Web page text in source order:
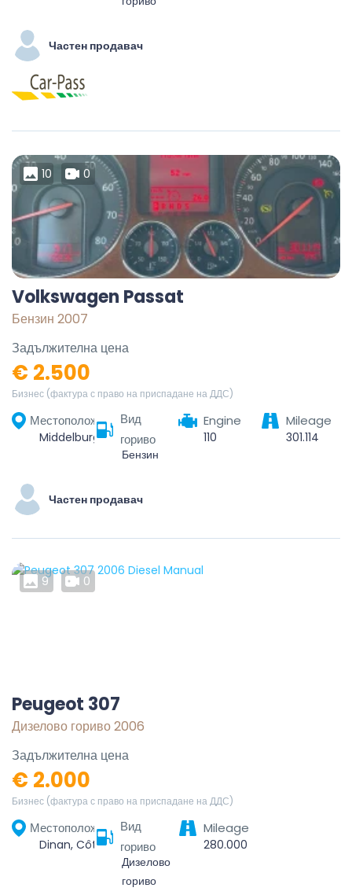
Частен продавач
10 0
Volkswagen Passat
Бензин 2007
Задължителна цена
€ 2.500
Бизнес (фактура с право на приспадане на ДДС)
Местоположение
Middelburg, Zeeland, Netherlands
Вид
гориво
Бензин
Engine
110
Mileage
301.114
Частен продавач
9 0
Peugeot 307
Дизелово гориво 2006
Задължителна цена
€ 2.000
Бизнес (фактура с право на приспадане на ДДС)
Местоположение
Dinan, Côtes-d'Armor, Bretagne, France métropolitaine, 22100, France
Вид
гориво
Дизелово
гориво
Mileage
280.000